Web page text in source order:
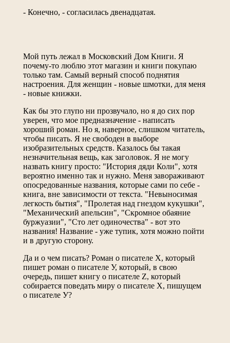
- Конечно, - согласилась двенадцатая.
Мой путь лежал в Московский Дом Книги. Я
почему-то люблю этот магазин и книги покупаю
только там. Самый верный способ поднятия
настроения. Для женщин - новые шмотки, для меня
- новые книжки.
Как бы это глупо ни прозвучало, но я до сих пор
уверен, что мое предназначение - написать
хороший роман. Но я, наверное, слишком читатель,
чтобы писать. Я не свободен в выборе
изобразительных средств. Казалось бы такая
незначительная вещь, как заголовок. Я не могу
назвать книгу просто: "История дяди Коли", хотя
вероятно именно так и нужно. Меня завораживают
опосредованные названия, которые сами по себе -
книга, вне зависимости от текста. "Невыносимая
легкость бытия", "Пролетая над гнездом кукушки",
"Механический апельсин", "Скромное обаяние
буржуазии", "Сто лет одиночества" - вот это
названия! Название - уже тупик, хотя можно пойти
и в другую сторону.
Да и о чем писать? Роман о писателе Х, который
пишет роман о писателе У, который, в свою
очередь, пишет книгу о писателе Z, который
собирается поведать миру о писателе Х, пишущем
о писателе У?